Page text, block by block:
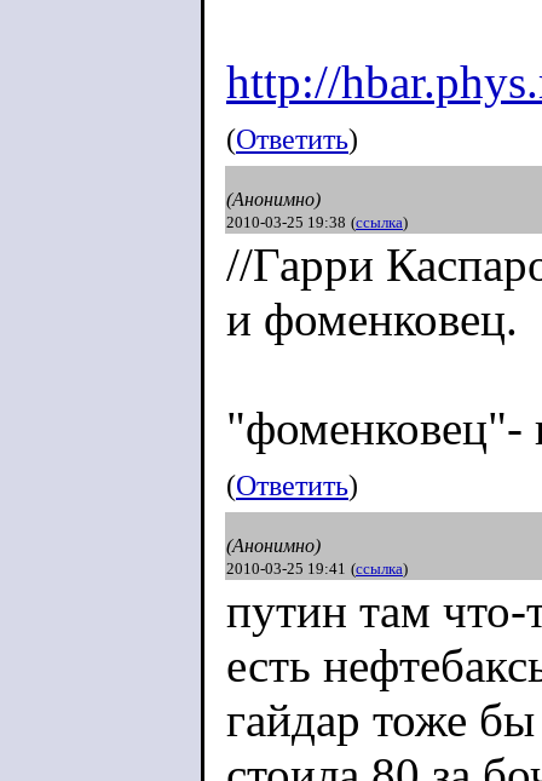
http://
(Ответить)
(Анонимно)
2010-03-25 19:38 (ссылка)
//Гарри
и фоменковец.
"фоменковец"-
(Ответить)
(Анонимно)
2010-03-25 19:41 (ссылка)
путин там что-
есть
гайдар тоже